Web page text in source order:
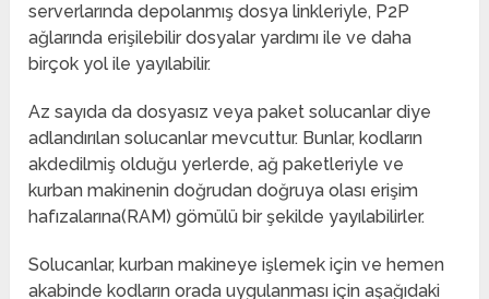
serverlarında depolanmış dosya linkleriyle, P2P
ağlarında erişilebilir dosyalar yardımı ile ve daha
birçok yol ile yayılabilir.
Az sayıda da dosyasız veya paket solucanlar diye
adlandırılan solucanlar mevcuttur. Bunlar, kodların
akdedilmiş olduğu yerlerde, ağ paketleriyle ve
kurban makinenin doğrudan doğruya olası erişim
hafızalarına(RAM) gömülü bir şekilde yayılabilirler.
Solucanlar, kurban makineye işlemek için ve hemen
akabinde kodların orada uygulanması için aşağıdaki